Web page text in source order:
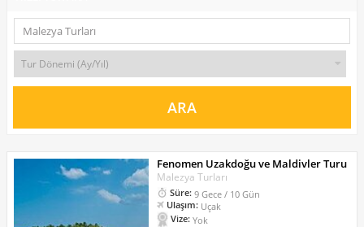
Fenomen Uzakdoğu ve Maldivler Turu
Malezya Turları
Süre: 9 Gece / 10 Gün
Ulaşım: Uçak
Vize: Yok